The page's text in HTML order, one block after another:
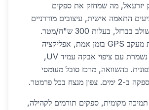
יזרעאל, מה שמחזק את ספקים
התאמה אישית, עיצובים מודרניים
עם אלומיניום משולב בברזל, בעלות 300 ש"ח/מטר.
לוגיסטיקה כוללת מעקב GPS בזמן אמת, אפליקציה
ללקוחות. איכות נשמרת עם ציפוי אבקה עמיד UV,
בהשוואה, מרכז סובל מעומסי
מנצח בכל פרמטר.
תמיכה מקומית, ספקים תורמים לקהילה,